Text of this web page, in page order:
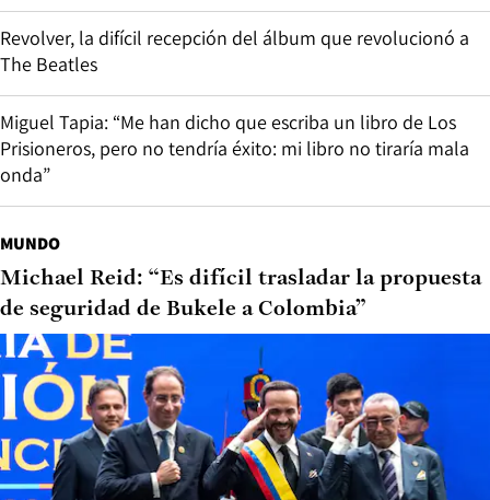
Revolver, la difícil recepción del álbum que revolucionó a
The Beatles
Miguel Tapia: “Me han dicho que escriba un libro de Los
Prisioneros, pero no tendría éxito: mi libro no tiraría mala
onda”
MUNDO
Michael Reid: “Es difícil trasladar la propuesta
de seguridad de Bukele a Colombia”